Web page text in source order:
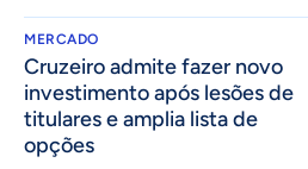
MERCADO
Cruzeiro admite fazer novo
investimento após lesões de
titulares e amplia lista de
opções